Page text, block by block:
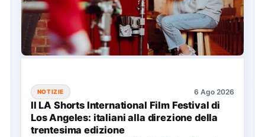
NOTIZIE 6 Ago 2026
Il LA Shorts International Film Festival di
Los Angeles: italiani alla direzione della
trentesima edizione